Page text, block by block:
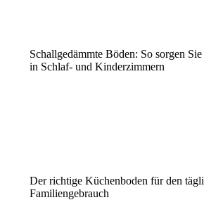
Schallgedämmte Böden: So sorgen
in Schlaf- und Kinderzimmern
Der richtige Küchenboden für den
Familiengebrauch